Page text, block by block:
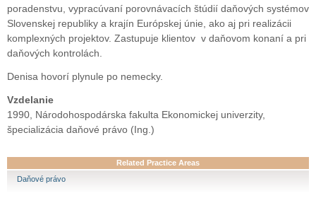
poradenstvu, vypracúvaní porovnávacích štúdií daňových systémov
Slovenskej republiky a krajín Európskej únie, ako aj pri realizácii
komplexných projektov. Zastupuje klientov v daňovom konaní a pri
daňových kontrolách.
Denisa hovorí plynule po nemecky.
Vzdelanie
1990, Národohospodárska fakulta Ekonomickej univerzity,
špecializácia daňové právo (Ing.)
Related Practice Areas
Daňové právo